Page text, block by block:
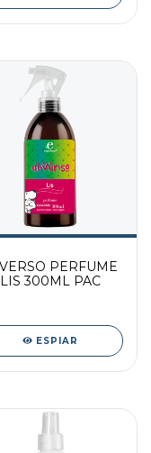
PERFUME
LIS 300ML PAC
ESPIAR